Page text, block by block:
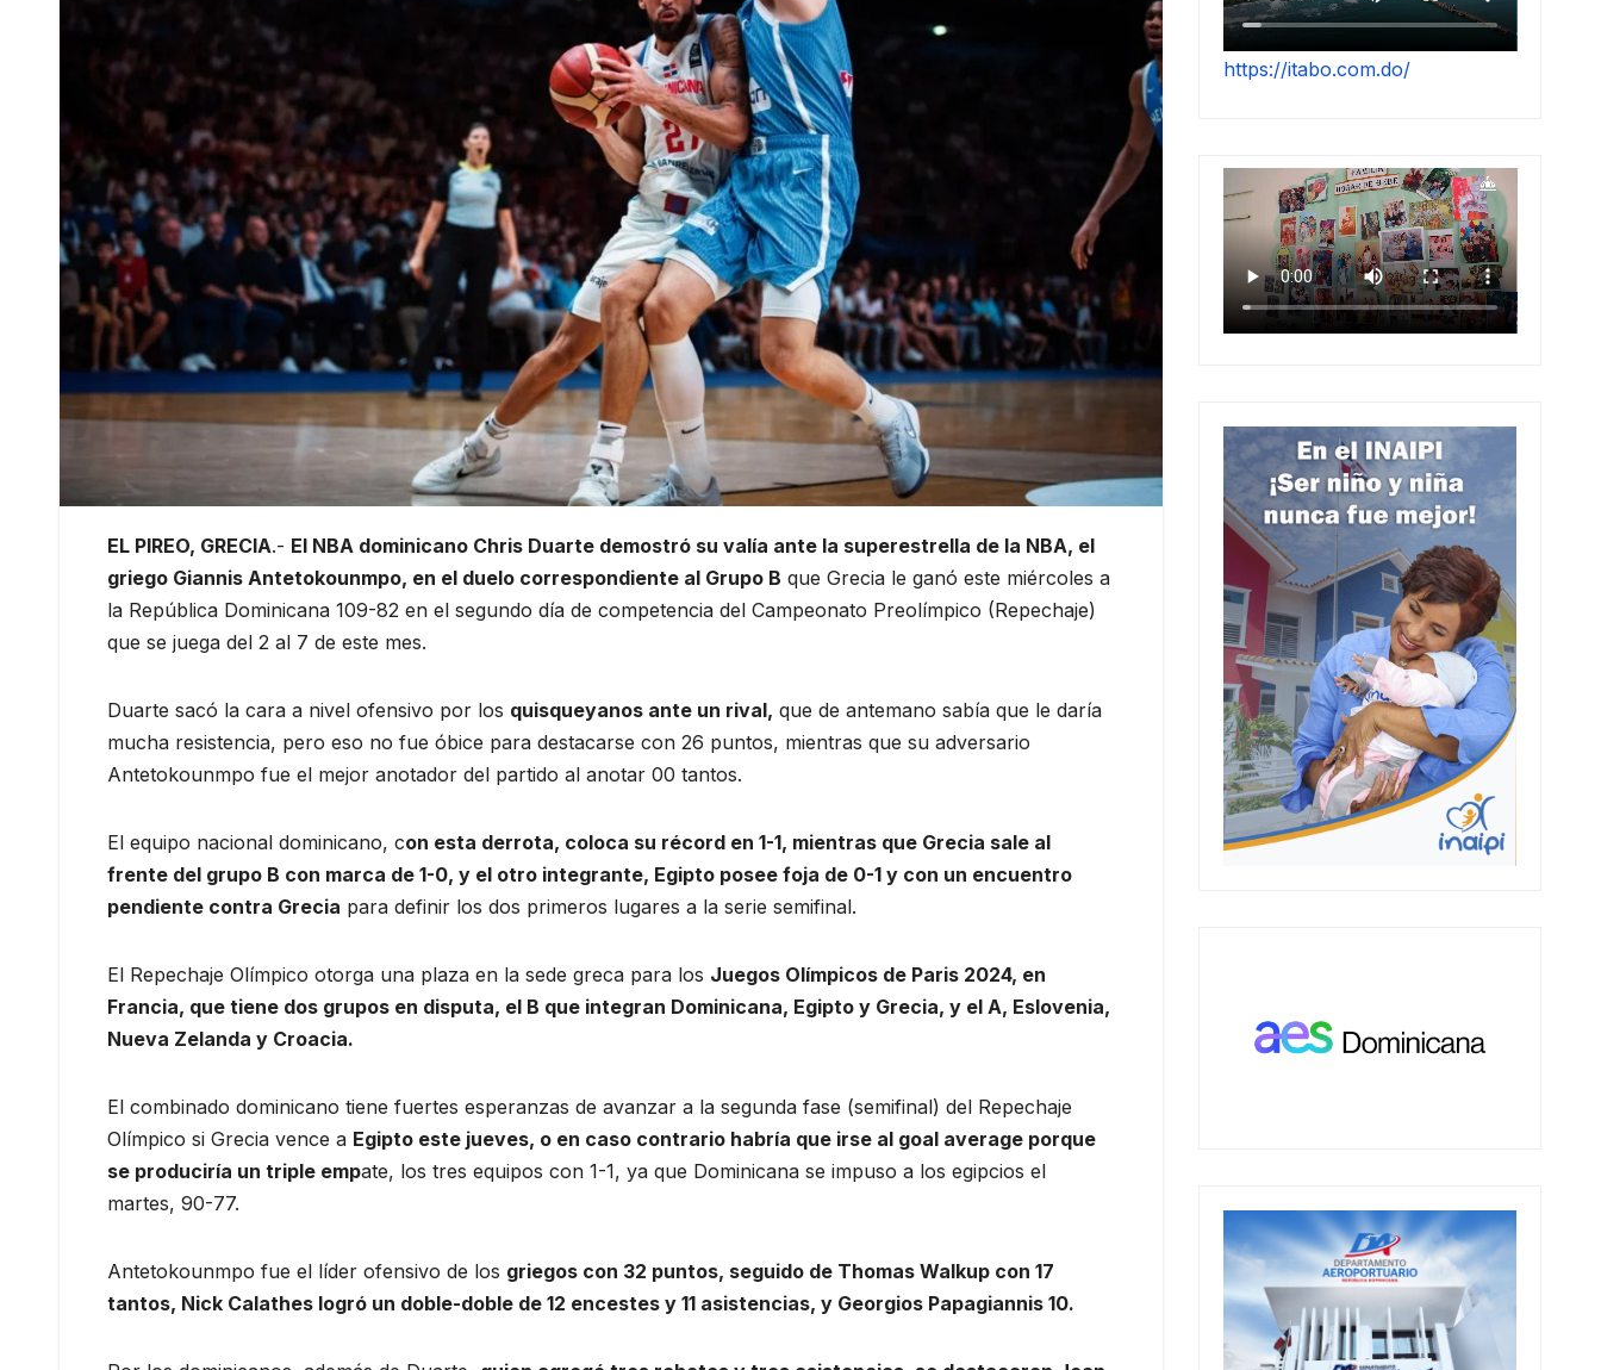
EL PIREO, GRECIA.- El NBA dominicano Chris Duarte demostró su valía ante la superestrella de la NBA, el
griego Giannis Antetokounmpo, en el duelo correspondiente al Grupo B que Grecia le ganó este miércoles a
la República Dominicana 109-82 en el segundo día de competencia del Campeonato Preolímpico (Repechaje)
que se juega del 2 al 7 de este mes.
Duarte sacó la cara a nivel ofensivo por los quisqueyanos ante un rival, que de antemano sabía que le daría
mucha resistencia, pero eso no fue óbice para destacarse con 26 puntos, mientras que su adversario
Antetokounmpo fue el mejor anotador del partido al anotar 00 tantos.
El equipo nacional dominicano, con esta derrota, coloca su récord en 1-1, mientras que Grecia sale al
frente del grupo B con marca de 1-0, y el otro integrante, Egipto posee foja de 0-1 y con un encuentro
pendiente contra Grecia para definir los dos primeros lugares a la serie semifinal.
El Repechaje Olímpico otorga una plaza en la sede greca para los Juegos Olímpicos de Paris 2024, en
Francia, que tiene dos grupos en disputa, el B que integran Dominicana, Egipto y Grecia, y el A, Eslovenia,
Nueva Zelanda y Croacia.
El combinado dominicano tiene fuertes esperanzas de avanzar a la segunda fase (semifinal) del Repechaje
Olímpico si Grecia vence a Egipto este jueves, o en caso contrario habría que irse al goal average porque
se produciría un triple empate, los tres equipos con 1-1, ya que Dominicana se impuso a los egipcios el
martes, 90-77.
Antetokounmpo fue el líder ofensivo de los griegos con 32 puntos, seguido de Thomas Walkup con 17
tantos, Nick Calathes logró un doble-doble de 12 encestes y 11 asistencias, y Georgios Papagiannis 10.
https://itabo.com.do/